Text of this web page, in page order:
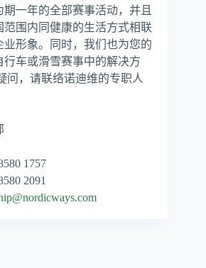
一年的全部赛事活动，并且
范围内同健康的生活方式相联
业形象。同时，我们也为您的
车或滑雪赛事中的解决方
问，请联络诺迪维的专职人
1757
2091